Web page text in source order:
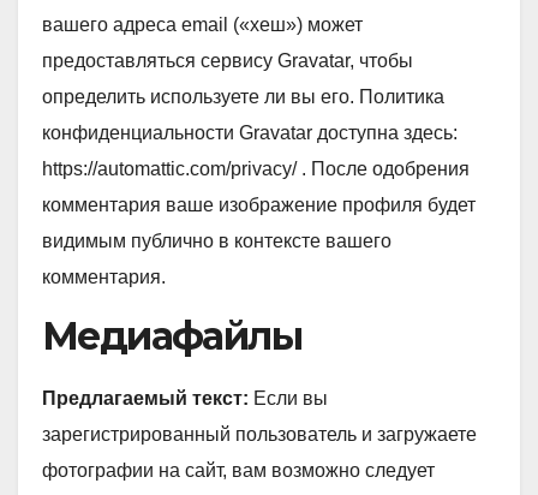
вашего адреса email («хеш») может
предоставляться сервису Gravatar, чтобы
определить используете ли вы его. Политика
конфиденциальности Gravatar доступна здесь:
https://automattic.com/privacy/ . После одобрения
комментария ваше изображение профиля будет
видимым публично в контексте вашего
комментария.
Медиафайлы
Предлагаемый текст: Если вы
зарегистрированный пользователь и загружаете
фотографии на сайт, вам возможно следует